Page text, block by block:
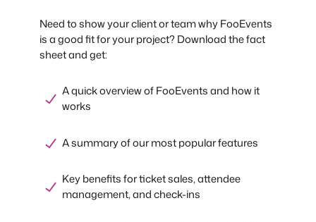
Need to show your client or team why FooEvents
is a good fit for your project? Download the fact
sheet and get:
A quick overview of FooEvents and how it
works
A summary of our most popular features
Key benefits for ticket sales, attendee
management, and check-ins